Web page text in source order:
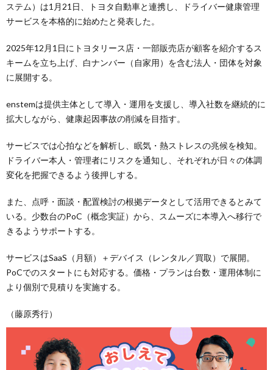
ステム）は1月21日、トヨタ自動車と連携し、ドライバー健康管理
サービスを本格的に始めたと発表した。
2025年12月1日にトヨタリース店・一部販売店が顧客を紹介するス
キームを立ち上げ、白ナンバー（自家用）を含む法人・団体を対象
に展開する。
enstemは提供主体として導入・運用を支援し、導入社数を継続的に
拡大しながら、健康起因事故の削減を目指す。
サービスでは心拍などを解析し、眠気・熱ストレスの兆候を検知。
ドライバー本人・管理者にリスクを通知し、それぞれが日々の体調
変化を把握できるよう後押しする。
また、点呼・面談・配置検討の根拠データとして活用できるとみて
いる。少数台のPoC（概念実証）から、スムーズに本導入へ移行で
きるようサポートする。
サービスはSaaS（月額）＋デバイス（レンタル／買取）で展開。
PoCでのスタートにも対応する。価格・プランは台数・運用体制に
より個別で見積りを実施する。
（藤原秀行）